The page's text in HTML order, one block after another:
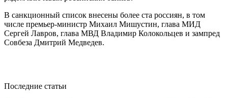
В санкционный список внесены более ста россиян, в том
числе премьер-министр Михаил Мишустин, глава МИД
Сергей Лавров, глава МВД Владимир Колокольцев и зампред
Совбеза Дмитрий Медведев.
Последние статьи